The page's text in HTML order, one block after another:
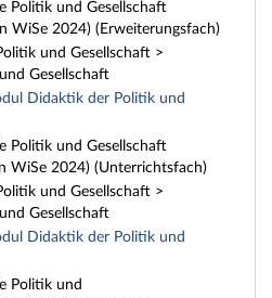
Politik und Gesellschaft
WiSe 2024) (Erweiterungsfach)
und Gesellschaft >
Gesellschaft
Didaktik der Politik und
Politik und Gesellschaft
WiSe 2024) (Unterrichtsfach)
und Gesellschaft >
Gesellschaft
Didaktik der Politik und
Politik und